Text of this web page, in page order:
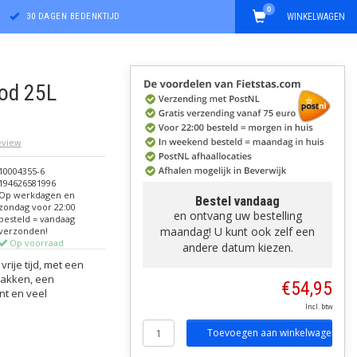
30 DAGEN BEDENKTIJD WINKELWAGEN
0
25L
6
werkdagen en
voor 22:00
= vandaag
Op voorraad
tijd, met een
een
en veel
Bestel vandaag
en ontvang uw bestelling
maandag! U kunt ook zelf een
andere datum kiezen.
€54,95
Incl. btw
Toevoegen aan winkelwagen